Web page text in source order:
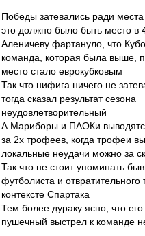
Победы затевались ради места
это должно было быть место в
Аленичеву фартануло, что
команда, которая была выше,
место стало еврокубковым
Так что нифига ничего не
тогда сказал результат сезона
неудовлетворительный
А Мариборы и ПАОКи
за 2х трофеев, когда трофеи
локальные неудачи можно за
Так что не стоит упоминать
футболиста и отвратительного
контексте Спартака
Тем более дураку ясно, что его
пушечный выстрел к команде